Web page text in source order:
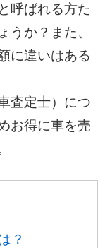
呼ばれる方た
うか？また、
に違いはある
査定士）につ
お得に車を売
？